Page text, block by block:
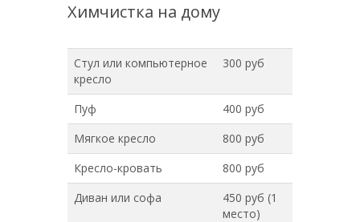
Химчистка на дому
Стул или компьютерное
кресло
300 руб
Пуф
400 руб
Мягкое кресло
800 руб
Кресло-кровать
800 руб
Диван или софа
450 руб (1
место)